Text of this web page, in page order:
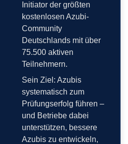
Initiator der größten
kostenlosen Azubi-
Community
Deutschlands mit über
75.500 aktiven
Teilnehmern.
Sein Ziel: Azubis
systematisch zum
Prüfungserfolg führen –
und Betriebe dabei
unterstützen, bessere
Azubis zu entwickeln,